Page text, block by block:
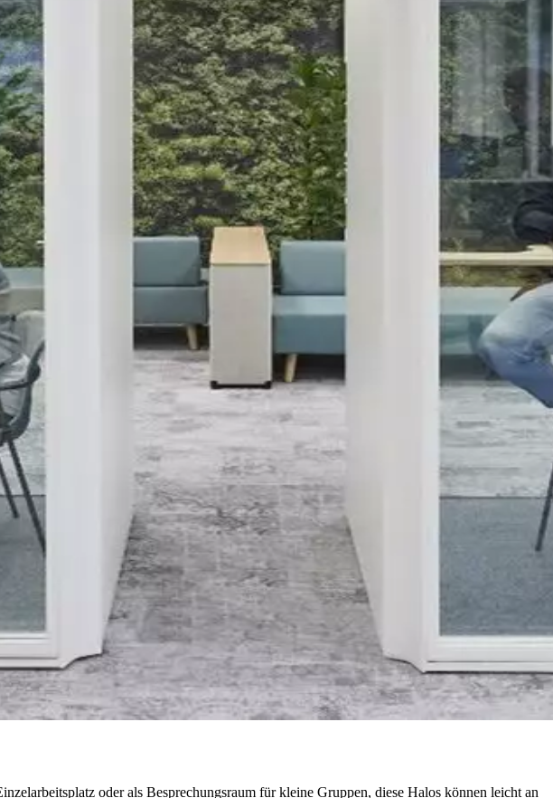
oder als Besprechungsraum für kleine Gruppen, diese Halos können leicht an